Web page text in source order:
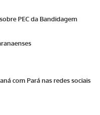
PEC da Bandidagem
com Pará nas redes sociais